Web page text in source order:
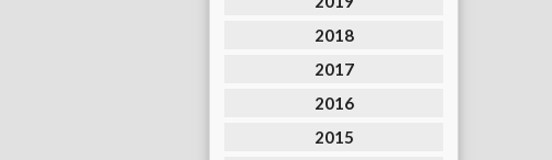
2018
2017
2016
2015